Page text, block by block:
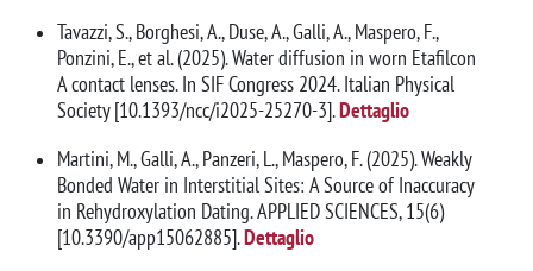
Tavazzi, S., Borghesi, A., Duse, A., Galli, A., Maspero, F.,
Ponzini, E., et al. (2025). Water diffusion in worn Etafilcon
A contact lenses. In SIF Congress 2024. Italian Physical
Society [10.1393/ncc/i2025-25270-3].Dettaglio
Martini, M., Galli, A., Panzeri, L., Maspero, F. (2025). Weakly
Bonded Water in Interstitial Sites: A Source of Inaccuracy
in Rehydroxylation Dating. APPLIED SCIENCES, 15(6)
[10.3390/app15062885].Dettaglio